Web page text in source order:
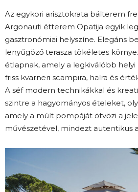
Az egykori arisztokrata bálterem
Argonauti étterem Opatija egyik
gasztronómiai helyszíne. Elegáns
lenyűgöző terasza tökéletes
étlapnak, amely a legkiválóbb
friss kvarneri scampira, halra és
A séf modern technikákkal és
szintre a hagyományos ételeket,
amely a múlt pompáját ötvözi a
művészetével, mindezt autentikus